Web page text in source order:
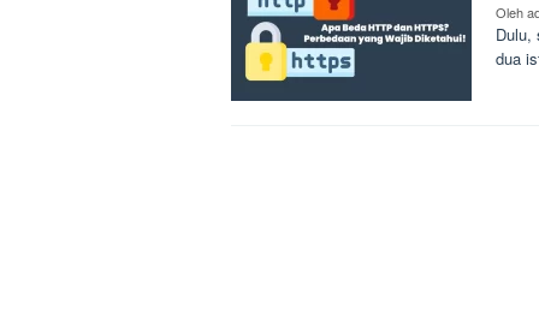
Oleh
Dulu,
dua